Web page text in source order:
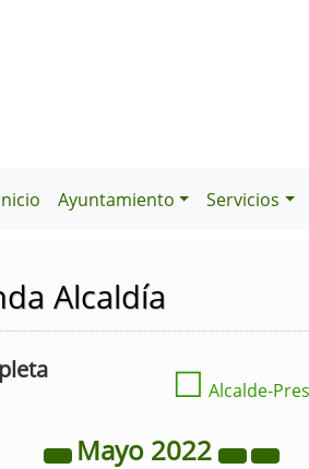
Ayuntamiento Servicios
Alcaldía
☐ Alcalde-
Mayo 2022